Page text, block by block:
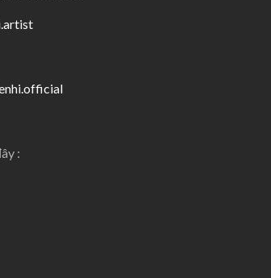
: